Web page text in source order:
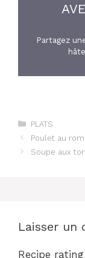
Partagez
Catégories
PLATS
Poulet au
Soupe aux
Laisser un
Recipe rating